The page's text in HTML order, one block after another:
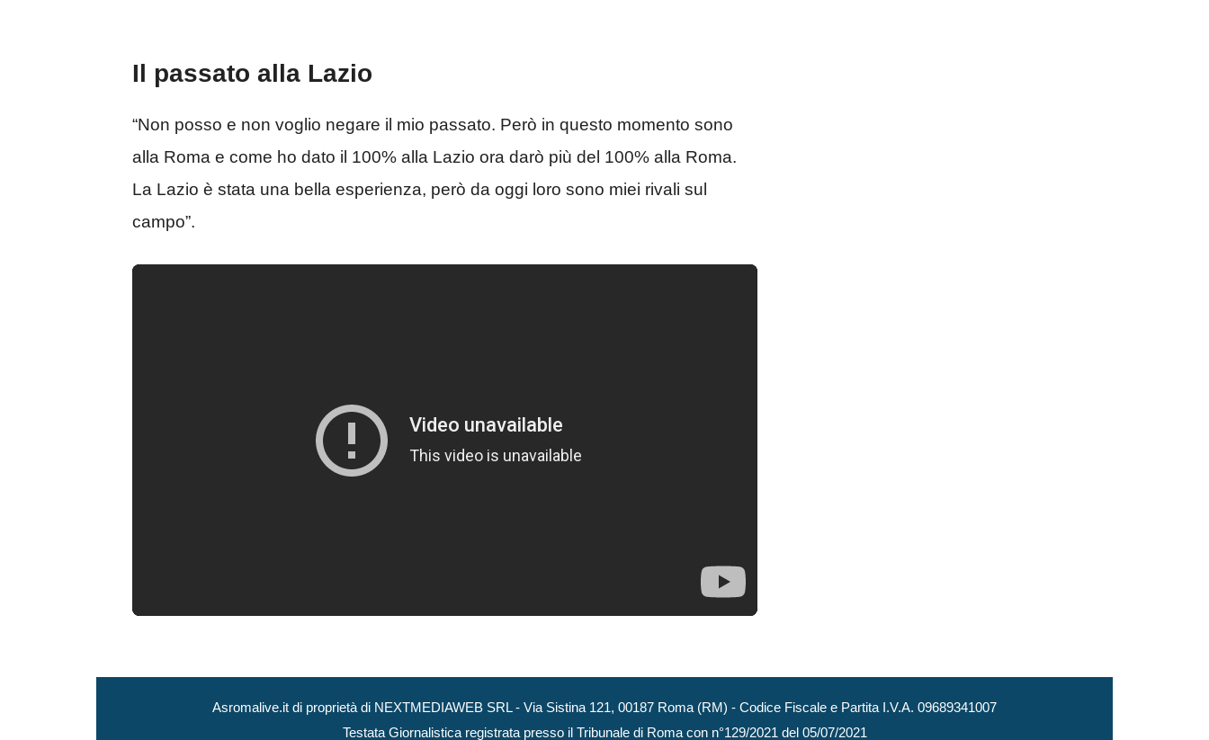
Il passato alla Lazio
“Non posso e non voglio negare il mio passato. Però in questo momento sono
alla Roma e come ho dato il 100% alla Lazio ora darò più del 100% alla Roma.
La Lazio è stata una bella esperienza, però da oggi loro sono miei rivali sul
campo”.
Asromalive.it di proprietà di NEXTMEDIAWEB SRL - Via Sistina 121, 00187 Roma (RM) - Codice Fiscale e Partita I.V.A. 09689341007
Testata Giornalistica registrata presso il Tribunale di Roma con n°129/2021 del 05/07/2021